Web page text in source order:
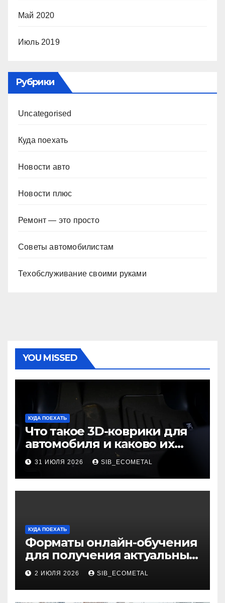
Май 2020
Июль 2019
Рубрики
Uncategorised
Куда поехать
Новости авто
Новости плюс
Ремонт — это просто
Советы автомобилистам
Техобслуживание своими руками
YOU MISSED
КУДА ПОЕХАТЬ
Что такое 3D-коврики для
автомобиля и каково их
основное назначение
31 ИЮЛЯ 2026 SIB_ECOMETAL
КУДА ПОЕХАТЬ
Форматы онлайн-обучения
для получения актуальных
профессий
2 ИЮЛЯ 2026 SIB_ECOMETAL